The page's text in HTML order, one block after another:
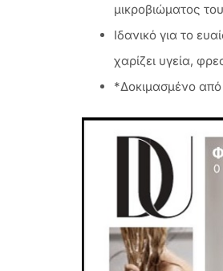
μικροβιώματος
Ιδανικό για το
χαρίζει υγεία,
*Δοκιμασμένο